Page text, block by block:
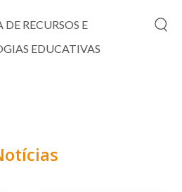
DE RECURSOS E
EDUCATIVAS